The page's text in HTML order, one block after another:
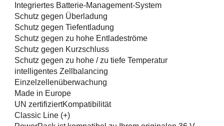
Integriertes Batterie-Management-System
Schutz gegen Überladung
Schutz gegen Tiefentladung
Schutz gegen zu hohe Entladeströme
Schutz gegen Kurzschluss
Schutz gegen zu hohe / zu tiefe Temperatur
intelligentes Zellbalancing
Einzelzellenüberwachung
Made in Europe
UN zertifiziertKompatibilität
Classic Line (+)